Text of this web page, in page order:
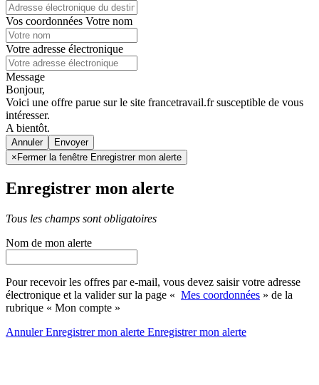
Vos coordonnées Votre nom
Votre adresse électronique
Message
Bonjour,
Voici une offre parue sur le site francetravail.fr susceptible de vous
intéresser.
A bientôt.
Annuler
× Fermer la fenêtre Enregistrer mon alerte
Enregistrer mon alerte
Tous les champs sont obligatoires
Nom de mon alerte
Pour recevoir les offres par e-mail, vous devez saisir votre adresse
électronique et la valider sur la page « Mes coordonnées » de la
rubrique « Mon compte »
AnnulerEnregistrer mon alerte Enregistrermon alerte